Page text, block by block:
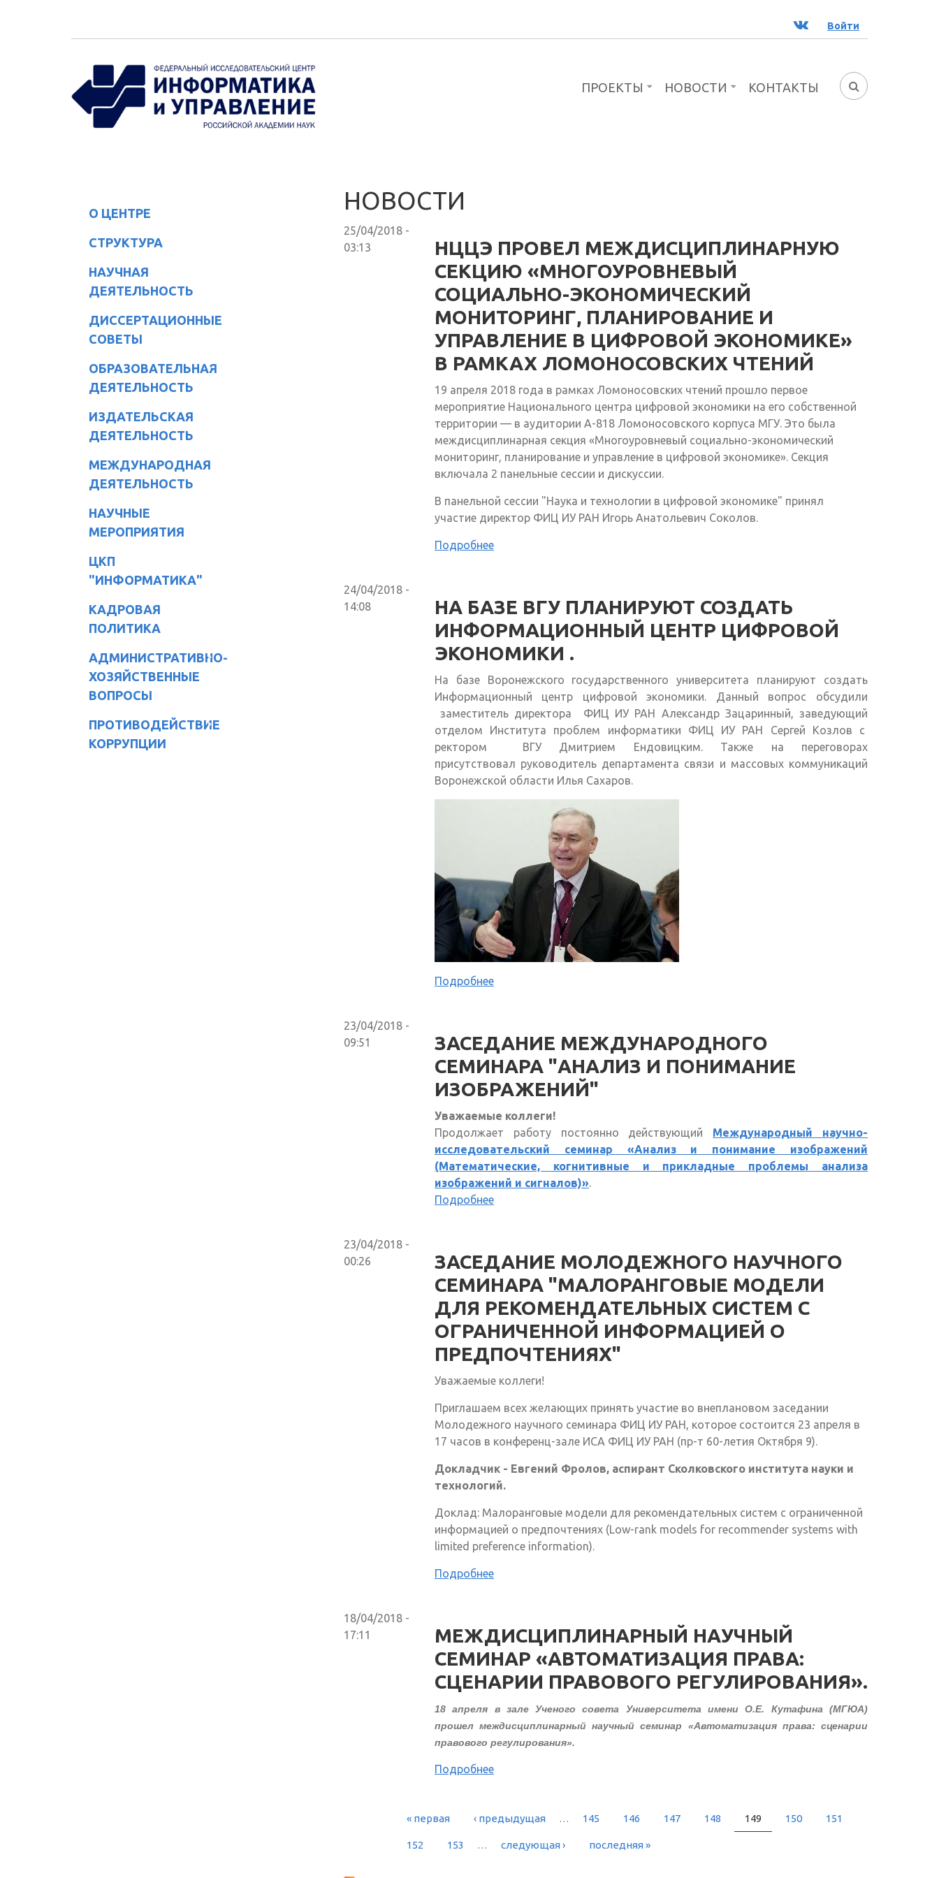
ВК Войти
ФОРМА
ПРОЕКТЫ НОВОСТИ КОНТАКТЫ
О ЦЕНТРЕ
СТРУКТУРА
НАУЧНАЯ
ДЕЯТЕЛЬНОСТЬ
ДИССЕРТАЦИОННЫЕ
СОВЕТЫ
ОБРАЗОВАТЕЛЬНАЯ
ДЕЯТЕЛЬНОСТЬ
ИЗДАТЕЛЬСКАЯ
ДЕЯТЕЛЬНОСТЬ
МЕЖДУНАРОДНАЯ
ДЕЯТЕЛЬНОСТЬ
НАУЧНЫЕ
МЕРОПРИЯТИЯ
ЦКП
"ИНФОРМАТИКА"
КАДРОВАЯ
ПОЛИТИКА
АДМИНИСТРАТИВНО-
ХОЗЯЙСТВЕННЫЕ
ВОПРОСЫ
ПРОТИВОДЕЙСТВИЕ
КОРРУПЦИИ
НОВОСТИ
25/04/2018 -
03:13
НЦЦЭ ПРОВЕЛ МЕЖДИСЦИПЛИНАРНУЮ
СЕКЦИЮ «МНОГОУРОВНЕВЫЙ
СОЦИАЛЬНО-ЭКОНОМИЧЕСКИЙ
МОНИТОРИНГ, ПЛАНИРОВАНИЕ И
УПРАВЛЕНИЕ В ЦИФРОВОЙ ЭКОНОМИКЕ»
В РАМКАХ ЛОМОНОСОВСКИХ ЧТЕНИЙ
19 апреля 2018 года в рамках Ломоносовских чтений прошло первое
мероприятие Национального центра цифровой экономики на его собственной
территории — в аудитории А-818 Ломоносовского корпуса МГУ. Это была
междисциплинарная секция «Многоуровневый социально-экономический
мониторинг, планирование и управление в цифровой экономике». Секция
включала 2 панельные сессии и дискуссии.
В панельной сессии "Наука и технологии в цифровой экономике" принял
участие директор ФИЦ ИУ РАН Игорь Анатольевич Соколов.
Подробнее
24/04/2018 -
14:08
НА БАЗЕ ВГУ ПЛАНИРУЮТ СОЗДАТЬ
ИНФОРМАЦИОННЫЙ ЦЕНТР ЦИФРОВОЙ
ЭКОНОМИКИ .
На базе Воронежского государственного университета планируют создать
Информационный центр цифровой экономики. Данный вопрос обсудили
заместитель директора ФИЦ ИУ РАН Александр Зацаринный, заведующий
отделом Института проблем информатики ФИЦ ИУ РАН Сергей Козлов с
ректором ВГУ Дмитрием Ендовицким. Также на переговорах
присутствовал руководитель департамента связи и массовых коммуникаций
Воронежской области Илья Сахаров.
Подробнее
23/04/2018 -
09:51
ЗАСЕДАНИЕ МЕЖДУНАРОДНОГО
СЕМИНАРА "АНАЛИЗ И ПОНИМАНИЕ
ИЗОБРАЖЕНИЙ"
Уважаемые коллеги!
Продолжает работу постоянно действующий Международный научно-
исследовательский семинар «Анализ и понимание изображений
(Математические, когнитивные и прикладные проблемы анализа
изображений и сигналов)».
Подробнее
23/04/2018 -
00:26
ЗАСЕДАНИЕ МОЛОДЕЖНОГО НАУЧНОГО
СЕМИНАРА "МАЛОРАНГОВЫЕ МОДЕЛИ
ДЛЯ РЕКОМЕНДАТЕЛЬНЫХ СИСТЕМ С
ОГРАНИЧЕННОЙ ИНФОРМАЦИЕЙ О
ПРЕДПОЧТЕНИЯХ"
Уважаемые коллеги!
Приглашаем всех желающих принять участие во внеплановом заседании
Молодежного научного семинара ФИЦ ИУ РАН, которое состоится 23 апреля в
17 часов в конференц-зале ИСА ФИЦ ИУ РАН (пр-т 60-летия Октября 9).
Докладчик - Евгений Фролов, аспирант Сколковского института науки и
технологий.
Доклад: Малоранговые модели для рекомендательных систем с ограниченной
информацией о предпочтениях (Low-rank models for recommender systems with
limited preference information).
Подробнее
18/04/2018 -
17:11
МЕЖДИСЦИПЛИНАРНЫЙ НАУЧНЫЙ
СЕМИНАР «АВТОМАТИЗАЦИЯ ПРАВА:
СЦЕНАРИИ ПРАВОВОГО РЕГУЛИРОВАНИЯ».
18 апреля в зале Ученого совета Университета имени О.Е. Кутафина (МГЮА)
прошел междисциплинарный научный семинар «Автоматизация права: сценарии
правового регулирования».
Подробнее
СТРАНИЦЫ
« первая ‹ предыдущая … 145 146 147 148 149 150 151
152 153 … следующая › последняя »